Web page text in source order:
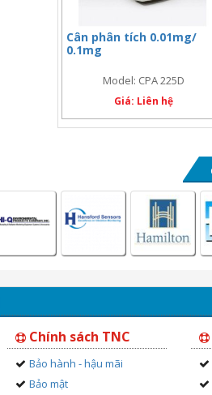
Cân phân tích 0.01mg/
0.1mg
Model: CPA 225D
Giá: Liên hệ
Chính sách TNC
Bảo hành - hậu mãi
Bảo mật